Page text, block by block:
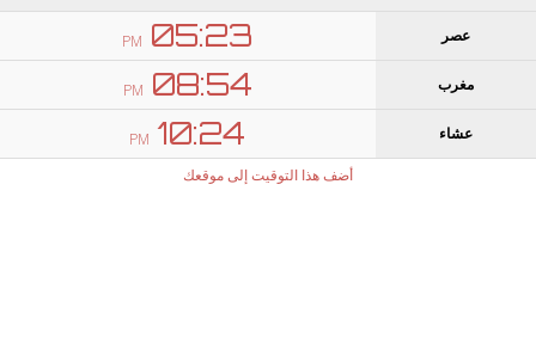
عصر
مغرب
عشاء
05:23
PM
08:54
PM
10:24
PM
أضف هذا التوقيت إلى موقعك